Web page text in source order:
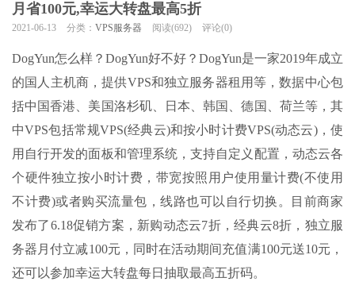
月省100元,幸运大转盘最高5折
2021-06-13 分类： VPS服务器 阅读(692) 评论(0)
DogYun怎么样？DogYun好不好？DogYun是一家2019年成立
的国人主机商，提供VPS和独立服务器租用等，数据中心包
括中国香港、美国洛杉矶、日本、韩国、德国、荷兰等，其
中VPS包括常规VPS(经典云)和按小时计费VPS(动态云)，使
用自行开发的面板和管理系统，支持自定义配置，动态云各
个硬件独立按小时计费，带宽按照用户使用量计费(不使用
不计费)或者购买流量包，线路也可以自行切换。目前商家
发布了6.18促销方案，新购动态云7折，经典云8折，独立服
务器月付立减100元，同时在活动期间充值满100元送10元，
还可以参加幸运大转盘每日抽取最高五折码。